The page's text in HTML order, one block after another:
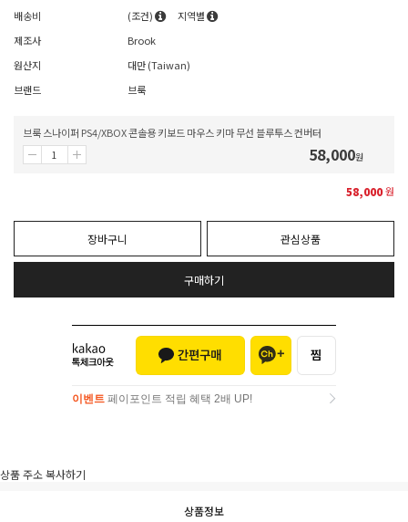
배송비
(조건)
지역별
제조사
Brook
원산지
대만 (Taiwan)
브랜드
브룩
브룩 스나이퍼 PS4/XBOX 콘솔용 키보드 마우스 키마 무선 블루투스 컨버터
58,000원
58,000원
장바구니 관심상품
구매하기
이벤트 페이포인트 적립 혜택 2배 UP!
상품 주소 복사하기
상품정보